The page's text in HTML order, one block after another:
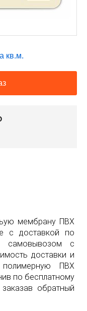
кв.м.
мембрану ПВХ
с доставкой по
с
доставки и
полимерную ПВХ
по бесплатному
обратный